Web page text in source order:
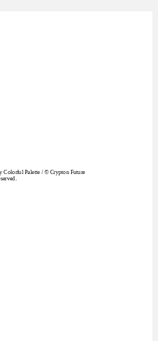
Colorful Palette / © Crypton Future